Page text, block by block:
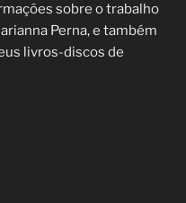
sobre o trabalho
Perna, e também
livros-discos de